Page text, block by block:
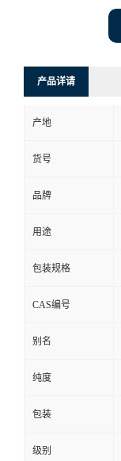
产品详请
产地
货号
品牌
用途
包装规格
CAS编号
别名
纯度
包装
级别